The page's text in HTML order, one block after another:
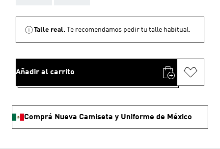
Talle real. Te recomendamos pedir tu talle habitual.
Añadir al carrito
Comprá Nueva Camiseta y Uniforme de México